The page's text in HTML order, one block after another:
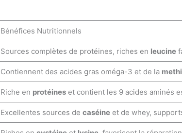
Bénéfices Nutritionnels
Sources complètes de protéines, riches en leucine
Contiennent des acides gras oméga-3 et de la
Riche en protéineset contient les 9 acides aminés
Excellentes sources de caséineet de whey,